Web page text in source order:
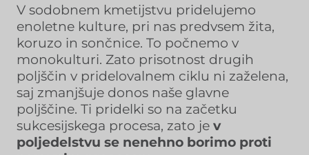
V sodobnem kmetijstvu pridelujemo
enoletne kulture, pri nas predvsem žita,
koruzo in sončnice. To počnemo v
monokulturi. Zato prisotnost drugih
poljščin v pridelovalnem ciklu ni zaželena,
saj zmanjšuje donos naše glavne
poljščine. Ti pridelki so na začetku
sukcesijskega procesa, zato je v
poljedelstvu se nenehno borimo proti